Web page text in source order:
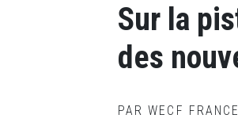
Sur la
des
PAR WECF